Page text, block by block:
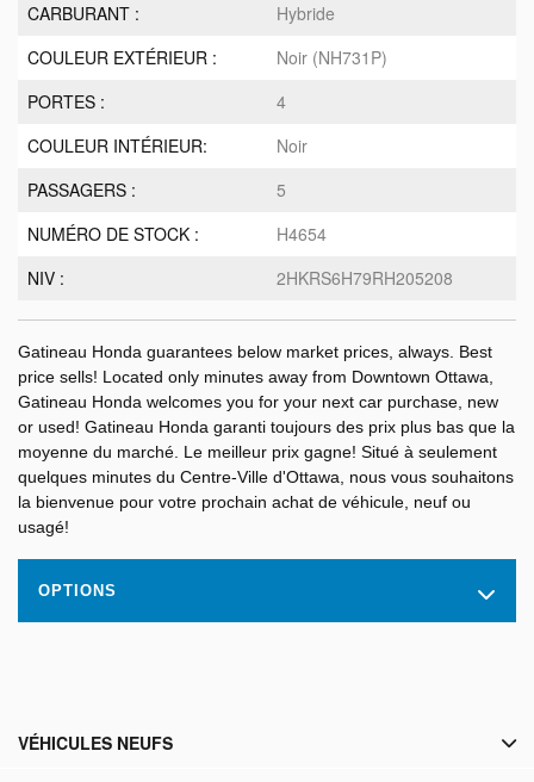
CARBURANT :
Hybride
COULEUR EXTÉRIEUR :
Noir (NH731P)
PORTES :
4
COULEUR INTÉRIEUR:
Noir
PASSAGERS :
5
NUMÉRO DE STOCK :
H4654
NIV :
2HKRS6H79RH205208
Gatineau Honda guarantees below market prices, always. Best
price sells! Located only minutes away from Downtown Ottawa,
Gatineau Honda welcomes you for your next car purchase, new
or used! Gatineau Honda garanti toujours des prix plus bas que la
moyenne du marché. Le meilleur prix gagne! Situé à seulement
quelques minutes du Centre-Ville d'Ottawa, nous vous souhaitons
la bienvenue pour votre prochain achat de véhicule, neuf ou
usagé!
OPTIONS
VÉHICULES NEUFS